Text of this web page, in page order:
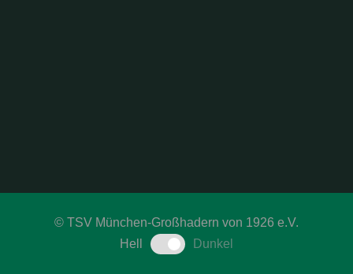
© TSV München-Großhadern von 1926 e.V.
Hell
Dunkel